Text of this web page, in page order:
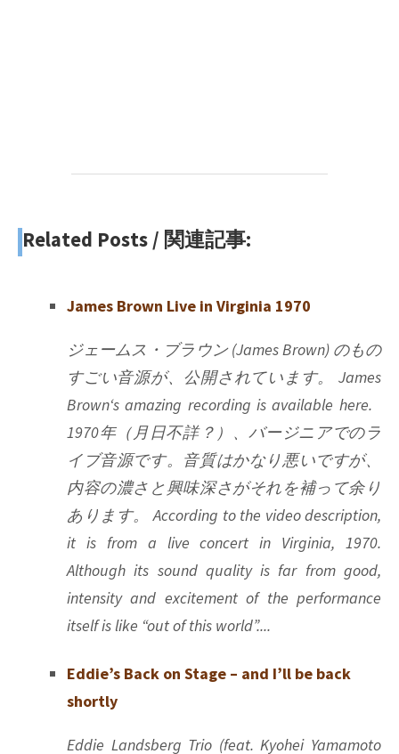
Related Posts / 関連記事:
James Brown Live in Virginia 1970
ジェームス・ブラウン (James Brown) のもの
すごい音源が、公開されています。 James
Brown‘s amazing recording is available here.
1970年（月日不詳？）、バージニアでのラ
イブ音源です。音質はかなり悪いですが、
内容の濃さと興味深さがそれを補って余り
あります。 According to the video description,
it is from a live concert in Virginia, 1970.
Although its sound quality is far from good,
intensity and excitement of the performance
itself is like “out of this world”....
Eddie’s Back on Stage – and I’ll be back
shortly
Eddie Landsberg Trio (feat. Kyohei Yamamoto